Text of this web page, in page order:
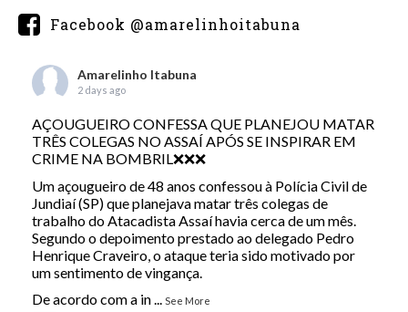
Facebook @amarelinhoitabuna
Amarelinho Itabuna
2 days ago
AÇOUGUEIRO CONFESSA QUE PLANEJOU MATAR
TRÊS COLEGAS NO ASSAÍ APÓS SE INSPIRAR EM
CRIME NA BOMBRIL❌❌❌
Um açougueiro de 48 anos confessou à Polícia Civil de
Jundiaí (SP) que planejava matar três colegas de
trabalho do Atacadista Assaí havia cerca de um mês.
Segundo o depoimento prestado ao delegado Pedro
Henrique Craveiro, o ataque teria sido motivado por
um sentimento de vingança.
De acordo com a in... See More